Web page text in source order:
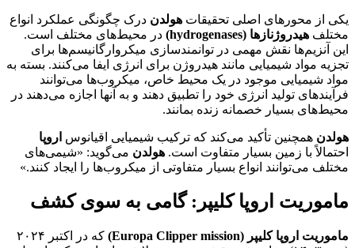
یکی از محورهای اصلی تحقیقات هولدن درک چگونگی عملکرد انواع
مختلف هیدروژنازها (hydrogenases)
در محیط‌های مختلف است.
این آنزیم‌ها نقش مهمی در توانمندسازی میکروارگانیسم‌ها برای
تجزیه مواد شیمیایی مانند هیدروژن برای انرژی ایفا می‌کنند. بسته به
مواد شیمیایی موجود در یک محیط خاص، میکروب‌ها می‌توانند
فرآیندهای تولید انرژی خود را تطبیق دهند و به آنها اجازه می‌دهند در
محیط‌های بسیار خصمانه زنده بمانند.
هولدن همچنین تأکید می‌کند که ترکیب شیمیایی اقیانوس اروپا
احتمالاً با زمین بسیار متفاوت است. هولدن می‌گوید: «شیمی‌های
مختلف می‌توانند انواع بسیار متفاوتی از میکروب‌ها را ایجاد کنند.»
ماموریت اروپا کلیپر: گامی به سوی کشف
ماموریت اروپا کلیپر (Europa Clipper mission)
که در اکتبر ۲۰۲۴